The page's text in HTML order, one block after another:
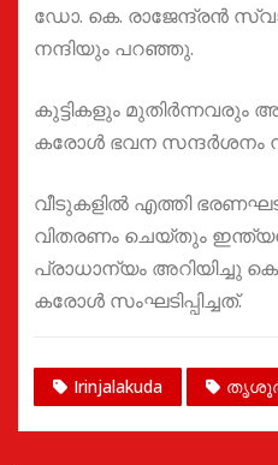
ഡോ. കെ. രാജേന്ദ്രൻ
നന്ദിയും പറഞ്ഞു.
കുട്ടികളും മുതിർന്നവരും
കരോൾ ഭവന സന്ദർശനം
വീടുകളിൽ എത്തി
വിതരണം ചെയ്തും
പ്രാധാന്യം അറിയിച്ചു
കരോൾ സംഘടിപ്പിച്ചത്.
Irinjalakuda